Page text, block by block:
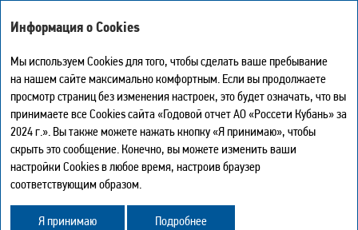
Искать
Мой отчет
Печать страницы
Скачать в PDF
Центр загрузки
История
Карта сайта
Поделиться
Обратная связь
Являясь частью единого распределительного
электросетевого комплекса России и Группы
компаний ПАО «Россети», Общество стремится
к достижению целей, определенных государством.
Основная цель деятельности Компании —
качественного и доступного энергоснабжения
Информация о Cookies
Мы используем Cookies для того, чтобы сделать ваше пребывание
на нашем сайте максимально комфортным. Если вы продолжаете
просмотр страниц без изменения настроек, это будет означать, что вы
принимаете все Cookies сайта «Годовой отчет АО «Россети Кубань» за
2024 г.». Вы также можете нажать кнопку «Я принимаю», чтобы
скрыть это сообщение. Конечно, вы можете изменить ваши
настройки Cookies в любое время, настроив браузер
соответствующим образом.
Я принимаю Подробнее